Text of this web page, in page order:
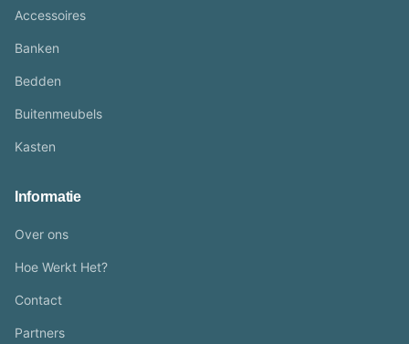
Accessoires
Banken
Bedden
Buitenmeubels
Kasten
Informatie
Over ons
Hoe Werkt Het?
Contact
Partners